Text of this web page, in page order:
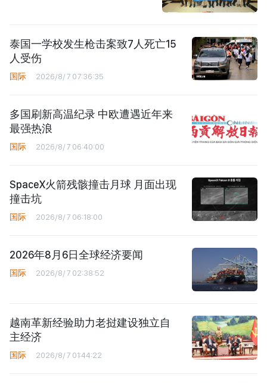
泰国一学校发生枪击案致7人死亡15
人受伤
国际 2026/8/7 07:36:35
多国刷新高温纪录 中欧遭遇近年来
最强热浪
国际 2026/8/7 06:40:00
SpaceX火箭残骸撞击月球 月面出现
撞击坑
国际 2026/8/7 06:18:00
2026年8月6日全球经济要闻
国际 2026/8/7 02:38:52
越南革新经验助力老挝建设独立自
主经济
国际 2026/8/7 01:44:22